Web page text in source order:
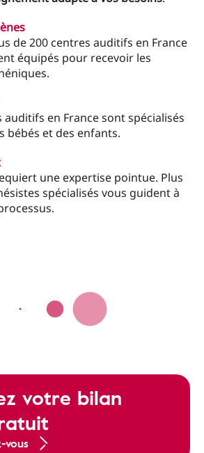
de 200 centres auditifs en France
équipés pour recevoir les
auditifs en France sont spécialisés
bébés et des enfants.
une expertise pointue. Plus
spécialisés vous guident à
votre bilan
vous